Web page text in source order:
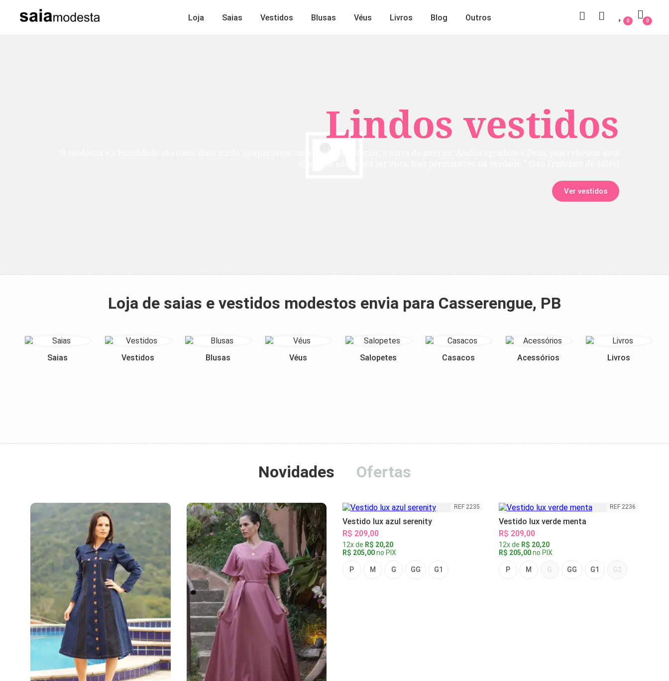
Lindos vestidos
Ver vestidos
Loja Saias Vestidos Blusas Véus Livros Blog Outros 0
0
Loja de saias e vestidos modestos envia para Casserengue, PB
Saias Vestidos Blusas Véus Salopetes Casacos Acessórios Livros
Novidades Ofertas
REF 2235
Vestido lux azul serenity
R$ 209,00
12x de R$ 20,20
R$ 205,00no PIX
P M G GG G1
REF 2236
Vestido lux verde menta
R$ 209,00
12x de R$ 20,20
R$ 205,00no PIX
P M G GG G1 G2